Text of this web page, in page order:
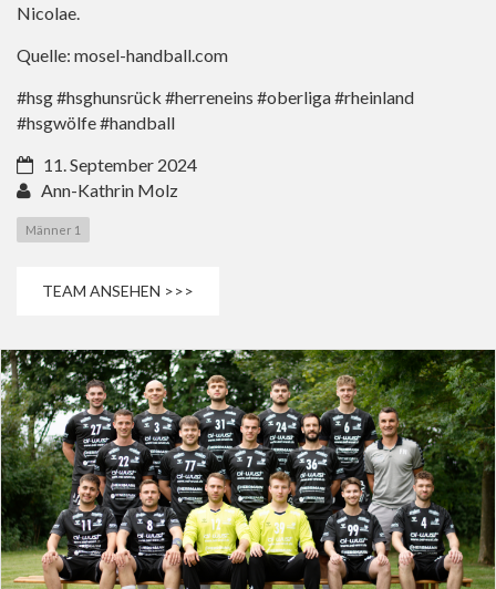
Nicolae.
Quelle: mosel-handball.com
#hsg #hsghunsrück #herreneins #oberliga #rheinland
#hsgwölfe #handball
11. September 2024
Ann-Kathrin Molz
Männer 1
TEAM ANSEHEN >>>